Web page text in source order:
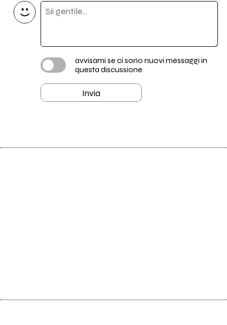
avvisami se ci sono nuovi messaggi in
questa discussione
Invia